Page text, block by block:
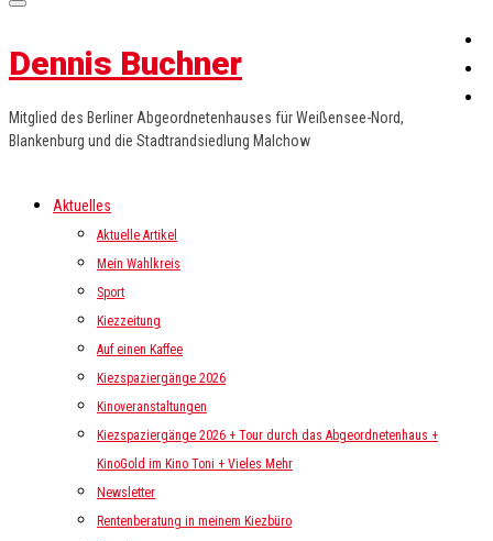
Dennis Buchner
Mitglied des Berliner Abgeordnetenhauses für Weißensee-Nord,
Blankenburg und die Stadtrandsiedlung Malchow
Aktuelles
Aktuelle Artikel
Mein Wahlkreis
Sport
Kiezzeitung
Auf einen Kaffee
Kiezspaziergänge 2026
Kinoveranstaltungen
Kiezspaziergänge 2026 + Tour durch das Abgeordnetenhaus +
KinoGold im Kino Toni + Vieles Mehr
Newsletter
Rentenberatung in meinem Kiezbüro